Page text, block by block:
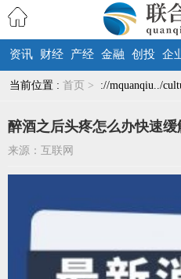
资讯 财经 产经 金融 创投 企
当前位置 : 首页 > ://mquanqiu../
醉酒之后头疼怎么办快速
来源：互联网